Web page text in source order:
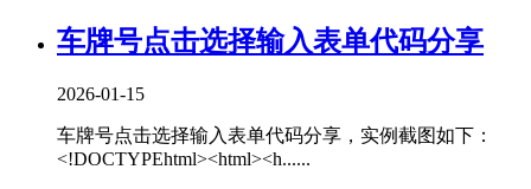
车牌号点击选择输入表单代码分享
2026-01-15
车牌号点击选择输入表单代码分享，实例截图如下：
<!DOCTYPEhtml><html><h......